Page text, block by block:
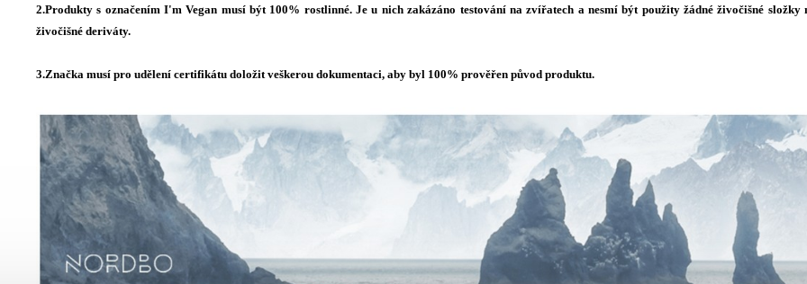
2.Produkty s označením I'm Vegan musí být 100% rostlinné. Je u nich zakázáno testování na zvířatech a nesmí být použity žádné živočišné složky
živočišné deriváty.
3.Značka musí pro udělení certifikátu doložit veškerou dokumentaci, aby byl 100% prověřen původ produktu.